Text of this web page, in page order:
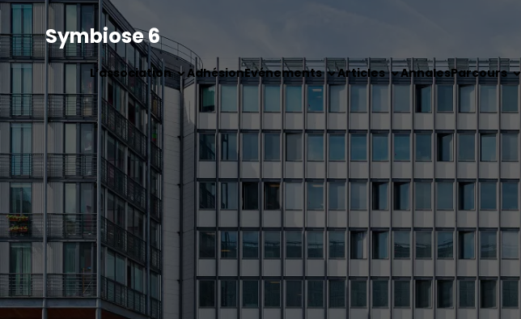
Symbiose 6
L’association AdhésionEvénements Articles AnnalesParcours